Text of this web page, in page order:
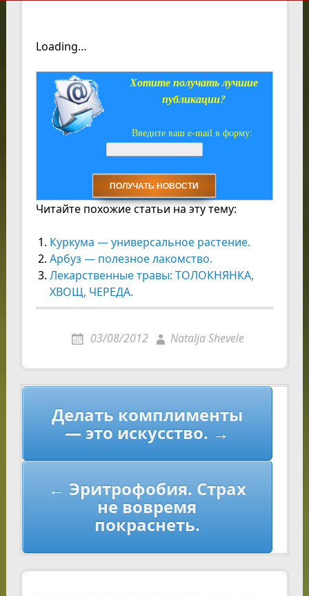
Loading…
Хотите получать лучшие
публикации?
Введите ваш e-mail в форму:
Читайте похожие статьи на эту тему:
Куркума — универсальное растение.
Арбуз — полезное лакомство.
Лекарственные травы: ТОЛОКНЯНКА,
ХВОЩ, ЧЕРЕДА.
03/08/2012 Natalja Shevele
Навигация
записям
Делать комплименты
— это искусство. →
← Эритрофобия. Страх
не вовремя
покраснеть.